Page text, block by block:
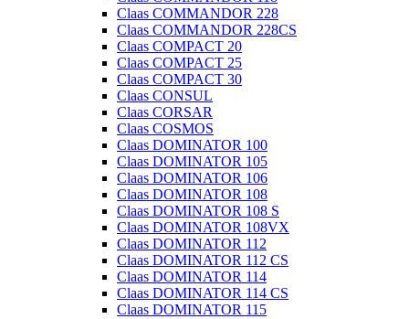
Claas COMMANDOR 228
Claas COMMANDOR 228CS
Claas COMPACT 20
Claas COMPACT 25
Claas COMPACT 30
Claas CONSUL
Claas CORSAR
Claas COSMOS
Claas DOMINATOR 100
Claas DOMINATOR 105
Claas DOMINATOR 106
Claas DOMINATOR 108
Claas DOMINATOR 108 S
Claas DOMINATOR 108VX
Claas DOMINATOR 112
Claas DOMINATOR 112 CS
Claas DOMINATOR 114
Claas DOMINATOR 114 CS
Claas DOMINATOR 115